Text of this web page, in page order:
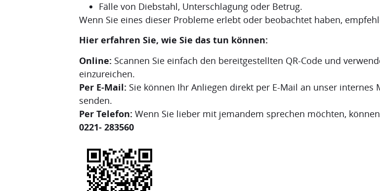
Fälle von Diebstahl, Unterschlagung oder Betrug.
Wenn Sie eines dieser Probleme erlebt oder beobachtet haben,
Hier erfahren Sie, wie Sie das tun können:
Online: Scannen Sie einfach den bereitgestellten QR-Code und
einzureichen.
Per E-Mail: Sie können Ihr Anliegen direkt per E-Mail an unser internes
senden.
Per Telefon: Wenn Sie lieber mit jemandem sprechen möchten,
0221- 283560